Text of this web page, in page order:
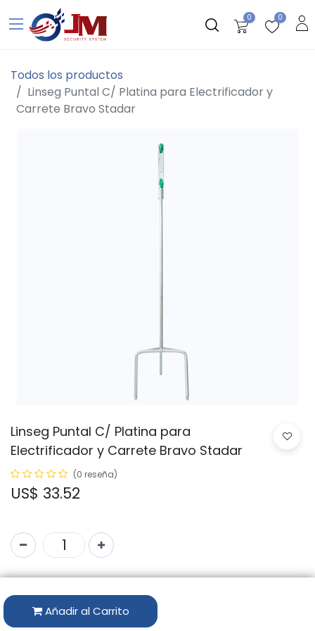
0 0
Todos los productos
Linseg Puntal C/ Platina para Electrificador y
Carrete Bravo Stadar
Linseg Puntal C/ Platina para
Electrificador y Carrete Bravo Stadar
(0 reseña)
US$ 33.52
Añadir al Carrito
Código:
Marca:LINSEG